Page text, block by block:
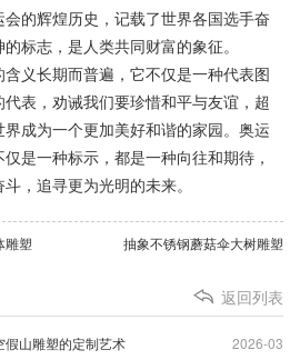
的辉煌历史，记载了世界各国选手奋
标志，是人类共同财富的象征。
义长期而普遍，它不仅是一种代表图
表，劝诫我们要珍惜和平与友谊，超
成为一个更加美好和谐的家园。奥运
是一种标示，都是一种向往和期待，
，追寻更为光明的未来。
雕塑 抽象不锈钢蘑菇伞大树雕塑
返回列表
2026-03
山雕塑的定制艺术